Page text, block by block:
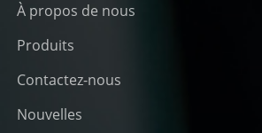
À propos de nous
Produits
Contactez-nous
Nouvelles